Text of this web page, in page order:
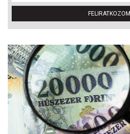
FELIRATKOZOM